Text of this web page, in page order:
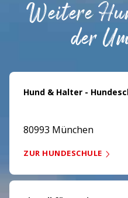
Weitere
der
Hund & Halter -
80993 München
ZUR HUNDESCHULE